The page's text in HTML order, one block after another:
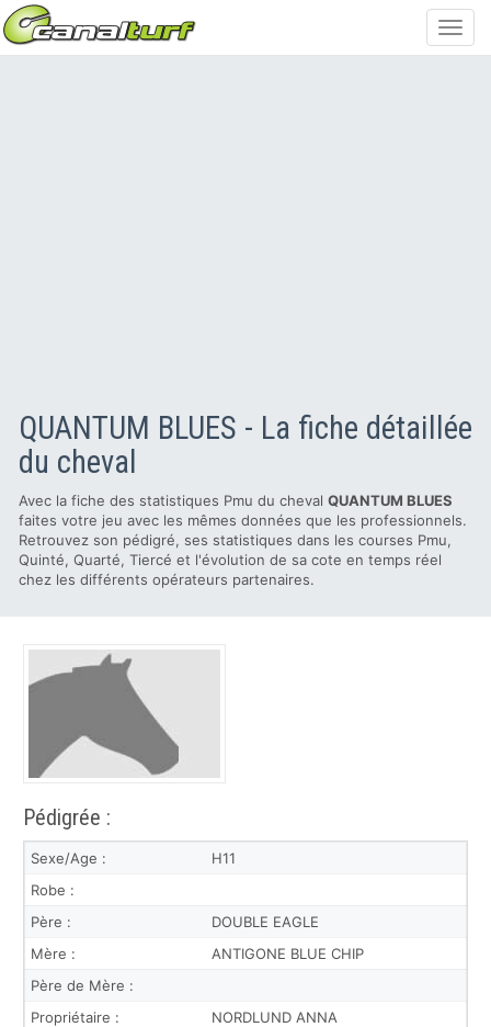
QUANTUM BLUES - La fiche détaillée
du cheval
Avec la fiche des statistiques Pmu du cheval QUANTUM BLUES
faites votre jeu avec les mêmes données que les professionnels.
Retrouvez son pédigré, ses statistiques dans les courses Pmu,
Quinté, Quarté, Tiercé et l'évolution de sa cote en temps réel
chez les différents opérateurs partenaires.
Pédigrée :
Sexe/Age :
H11
Robe :
Père :
DOUBLE EAGLE
Mère :
ANTIGONE BLUE CHIP
Père de Mère :
Propriétaire :
NORDLUND ANNA